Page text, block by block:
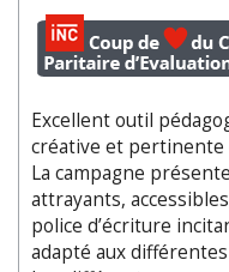
Excellent outil
créative et pertinente
La campagne
attrayants,
police d’écriture
adapté aux